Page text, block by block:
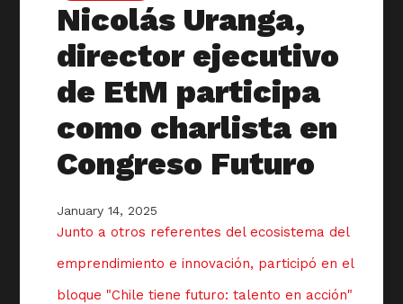
January 14, 2025
Nicolás Uranga,
director ejecutivo
de EtM participa
como charlista en
Congreso Futuro
Junto a otros referentes del ecosistema del
emprendimiento e innovación, participó en el
bloque "Chile tiene futuro: talento en acción"